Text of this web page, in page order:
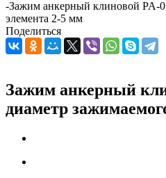
-Зажим анкерный клиновой PA-
элемента 2-5 мм
Поделиться
Зажим анкерный
диаметр